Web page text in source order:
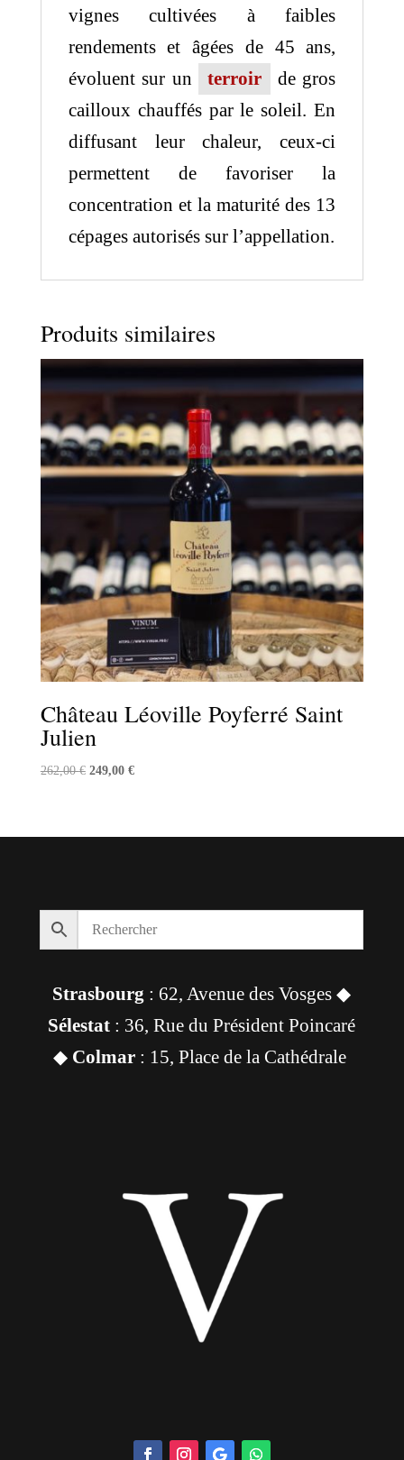
vignes cultivées à faibles
rendements et âgées de 45 ans,
évoluent sur un
terroir
de gros
cailloux chauffés par le soleil. En
diffusant leur chaleur, ceux-ci
permettent de favoriser la
concentration et la maturité des 13
cépages autorisés sur l’appellation.
Produits similaires
Château Léoville Poyferré Saint
Julien
262,00€ Le
249,00 €Le
Strasbourg : 62, Avenue des Vosges ◆
Sélestat : 36, Rue du Président Poincaré
◆ Colmar: 15, Place de la Cathédrale